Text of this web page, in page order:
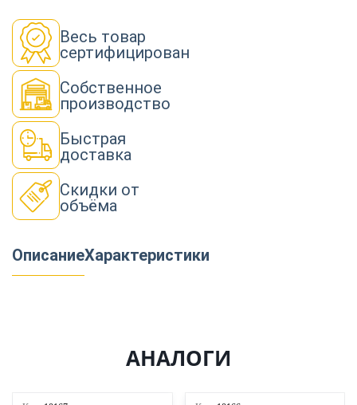
Строительство
Весь товар
сертифицирован
Собственное
производство
Быстрая
доставка
Скидки от
объёма
ОписаниеХарактеристики
АНАЛОГИ